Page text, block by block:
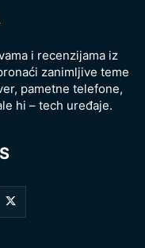
i recenzijama iz
zanimljive teme
pametne telefone,
hi – tech uređaje.